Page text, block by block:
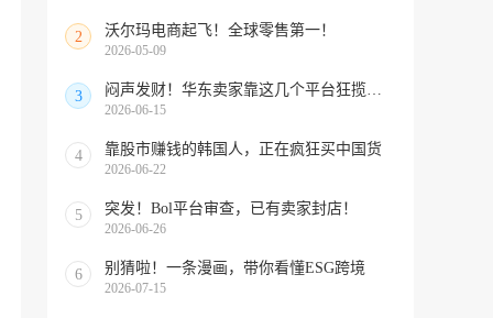
2 沃尔玛电商起飞！全球零售第一！
2026-05-09
3 闷声发财！华东卖家靠这几个平台狂揽北美订单，华南机会来了！
2026-06-15
4 靠股市赚钱的韩国人，正在疯狂买中国货
2026-06-22
5 突发！Bol平台审查，已有卖家封店！
2026-06-26
6 别猜啦！一条漫画，带你看懂ESG跨境
2026-07-15